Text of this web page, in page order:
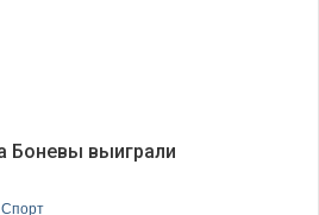
Боневы выиграли
Спорт